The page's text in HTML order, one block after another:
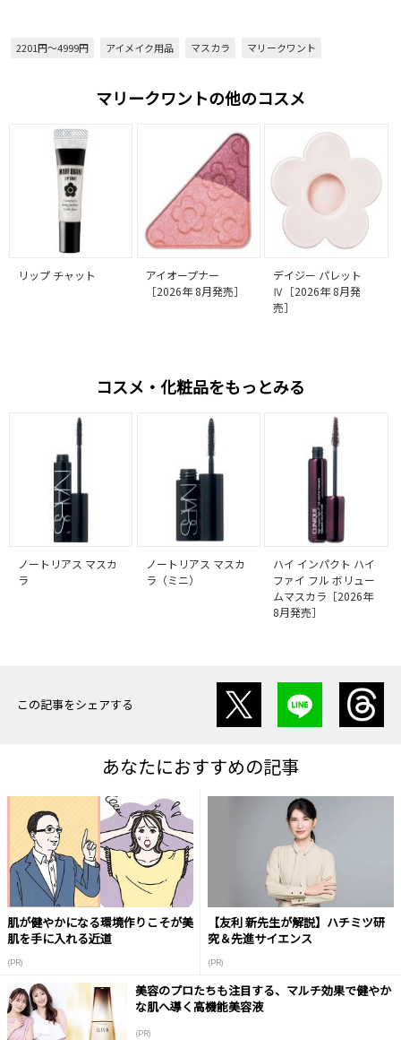
2201円～4999円 アイメイク用品 マスカラ マリークワント
マリークワントの他のコスメ
リップ チャット
アイオープナー
［2026年 8月発売］
デイジー パレット
Ⅳ［2026年 8月発
売］
コスメ・化粧品をもっとみる
ノートリアス マスカ
ラ
ノートリアス マスカ
ラ（ミニ）
ハイ インパクト ハイ
ファイ フル ボリュー
ムマスカラ［2026年
8月発売］
この記事をシェアする
あなたにおすすめの記事
肌が健やかになる環境作りこそが美
肌を手に入れる近道
(PR)
【友利 新先生が解説】ハチミツ研
究＆先進サイエンス
(PR)
美容のプロたちも注目する、マルチ効果で健やか
な肌へ導く高機能美容液
(PR)